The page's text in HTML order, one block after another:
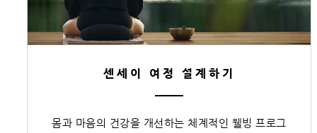
센세이 여정 설계하기
몸과 마음의 건강을 개선하는 체계적인 웰빙 프로그